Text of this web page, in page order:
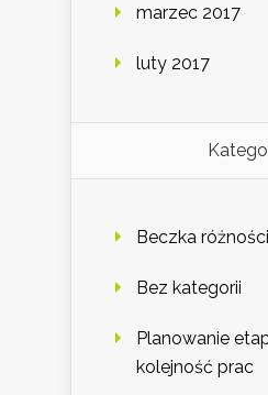
marzec 2017
luty 2017
Beczka różności
Bez kategorii
Planowanie
kolejność prac